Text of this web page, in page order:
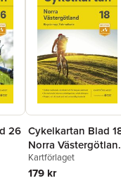
26 Cykelkartan Blad
Norra
2023-2025
Kartförlaget
179 kr